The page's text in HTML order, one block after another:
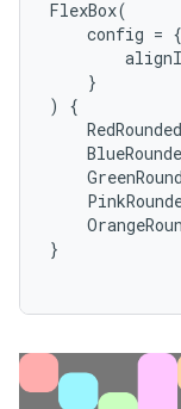
FlexBox(
config = {
}
)
{
}